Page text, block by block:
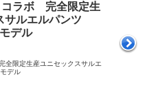
ラボ 完全限定生
サルエルパンツ
デル
限定生産ユニセックスサルエ
デル